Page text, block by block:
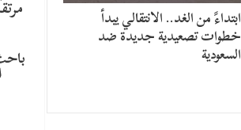
​ابتداءً من الغد.. الانتقالي يبدأ
خطوات تصعيدية جديدة ضد
السعودية